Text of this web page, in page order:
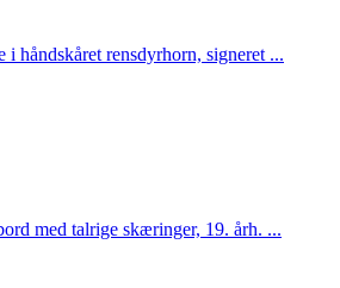
i håndskåret rensdyrhorn, signeret ...
med talrige skæringer, 19. årh. ...